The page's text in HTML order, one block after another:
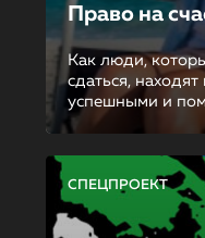
Право на
Как люди,
сдаться,
успешными и
СПЕЦПРОЕКТ